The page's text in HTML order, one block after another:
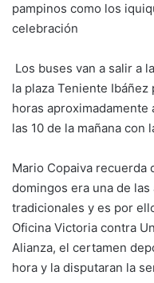
pampinos como los
celebración
Los buses van a salir a
la plaza Teniente
horas aproximadamente
las 10 de la mañana con
Mario Copaiva
domingos era una de
tradicionales y es por
Oficina Victoria contra
Alianza, el certamen
hora y la disputaran la